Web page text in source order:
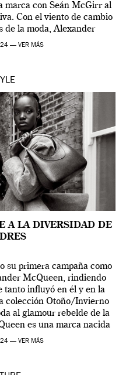
marca con Seán McGirr al
Con el viento de cambio
de la moda, Alexander
para una […]
— VER MÁS
A LA DIVERSIDAD DE
su primera campaña como
McQueen, rindiendo
tanto influyó en él y en la
colección Otoño/Invierno
al glamour rebelde de la
es una marca nacida
ha […]
— VER MÁS